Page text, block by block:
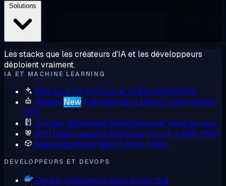
Les stacks que les créateurs d'IA et les développeurs
déploient vraiment.
IA ET MACHINE LEARNING
VPS pour l'IA PyTorch et CUDA préinstallés
Ollama New Exécutez des LLM sur votre propre
VPS
Jupyter Notebooks Notebooks sur votre serveur
GPU Deep Learning Entraînez sur L4, L40S, H100
AnacondaStack data Python, prête
DÉVELOPPEURS ET DEVOPS
Docker Conteneurs avec accès root